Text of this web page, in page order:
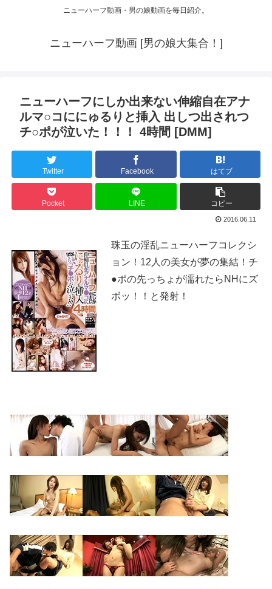
ニューハーフ動画・男の娘動画を毎日紹介。
ニューハーフ動画 [男の娘大集合！]
ニューハーフにしか出来ない伸縮自在アナ
ルマ○コににゅるりと挿入 出しつ出されつ
チ○ポが泣いた！！！ 4時間 [DMM]
Twitter Facebook はてブ
Pocket LINE コピー
2016.06.11
珠玉の淫乱ニューハーフコレクシ
ョン！12人の美女が夢の集結！チ
●ポの先っちょが濡れたらNHにズ
ボッ！！と発射！